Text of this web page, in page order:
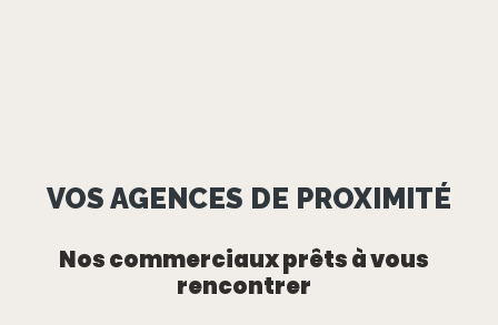
VOS AGENCES DE PROXIMITÉ
Nos commerciaux prêts à vous
rencontrer